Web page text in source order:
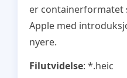
er containerformatet
Apple med
nyere.
Filutvidelse: *.heic